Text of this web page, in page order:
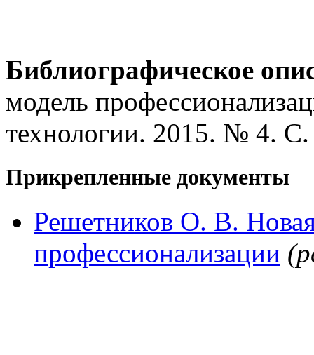
Библиографическое
модель
технологии. 2015. № 4.
Прикрепленные документы
Решетников О. В.
профессионализации